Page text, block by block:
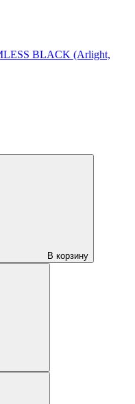
BLACK (Arlight,
В корзину